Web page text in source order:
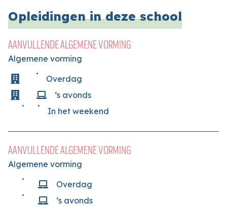
Opleidingen in deze school
AANVULLENDE ALGEMENE VORMING
Algemene vorming
Overdag
’s avonds
In het weekend
AANVULLENDE ALGEMENE VORMING
Algemene vorming
Overdag
’s avonds